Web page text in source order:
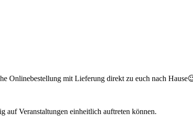
Onlinebestellung mit Lieferung direkt zu euch nach
auf Veranstaltungen einheitlich auftreten können.